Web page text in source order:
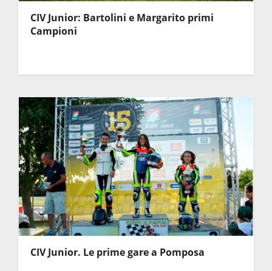
CIV Junior: Bartolini e Margarito primi
Campioni
CIV Junior. Le prime gare a Pomposa